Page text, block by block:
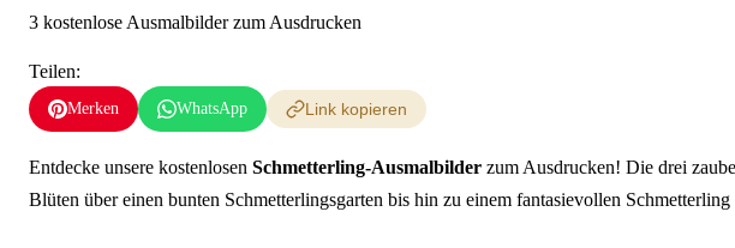
3 kostenlose Ausmalbilder zum Ausdrucken
Teilen:
Merken WhatsApp Link kopieren
Entdecke unsere kostenlosen Schmetterling-Ausmalbilder zum Ausdrucken! Die drei
Blüten über einen bunten Schmetterlingsgarten bis hin zu einem fantasievollen